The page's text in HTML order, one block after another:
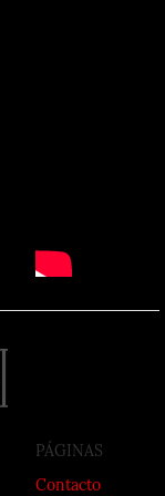
PÁGINAS
Contacto